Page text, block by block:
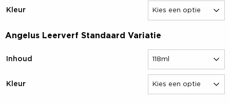
Kleur
Angelus Leerverf Standaard Variatie
Inhoud
Kleur